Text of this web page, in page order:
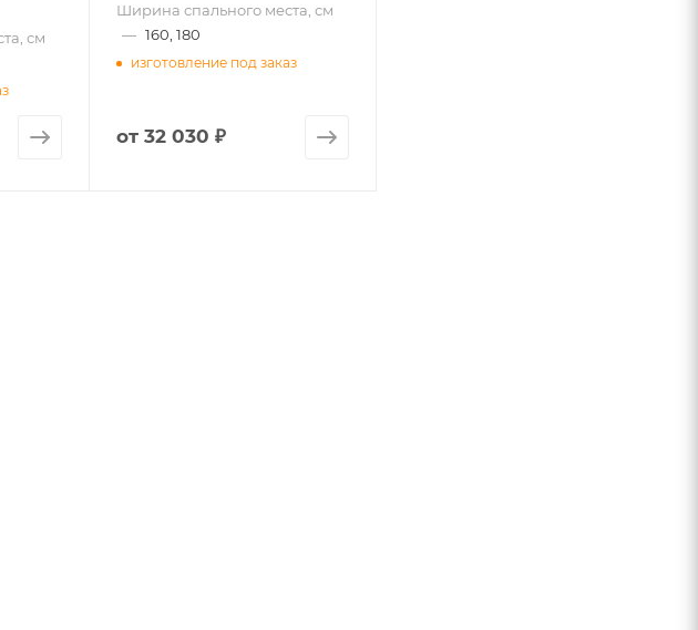
см
Ширина спального места, см
— 160, 180
изготовление под заказ
от 32 030 ₽